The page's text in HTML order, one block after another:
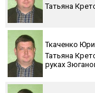
Татьяна
Ткаченко
Татьяна
руках